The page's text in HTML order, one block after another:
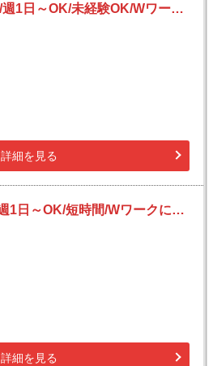
【夜間】19時～翌4時/週1日～OK/未経験OK/Wワークにも/宅配便の仕分け
詳細を見る
【日勤】12時～16時/週1日～OK/短時間/Wワークにも/未経験OK/宅配便の仕分け
詳細を見る